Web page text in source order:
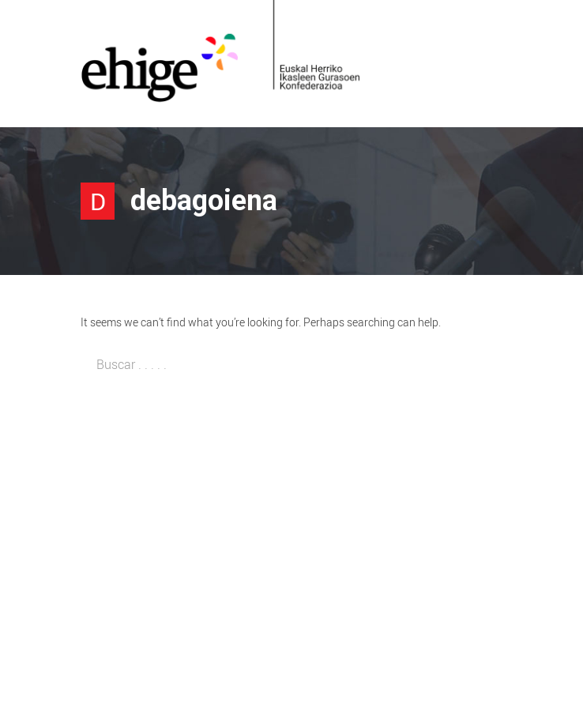
D debagoiena
It seems we can’t find what you’re looking for. Perhaps searching can help.